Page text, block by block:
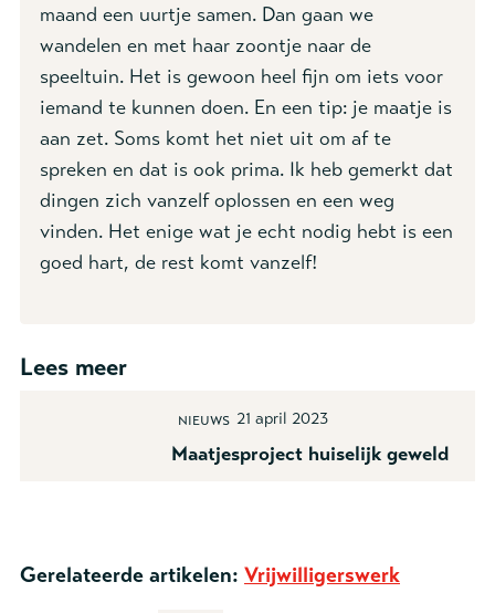
maand een uurtje samen. Dan gaan we
wandelen en met haar zoontje naar de
speeltuin. Het is gewoon heel fijn om iets voor
iemand te kunnen doen. En een tip: je maatje is
aan zet. Soms komt het niet uit om af te
spreken en dat is ook prima. Ik heb gemerkt dat
dingen zich vanzelf oplossen en een weg
vinden. Het enige wat je echt nodig hebt is een
goed hart, de rest komt vanzelf!
Lees meer
Maatjesproject huiselijk geweld
Nieuws 21 april 2023
Gerelateerde artikelen: Vrijwilligerswerk